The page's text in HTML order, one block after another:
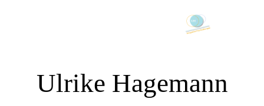
Ulrike Hagemann